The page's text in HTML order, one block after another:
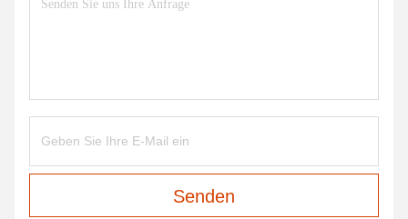
Senden